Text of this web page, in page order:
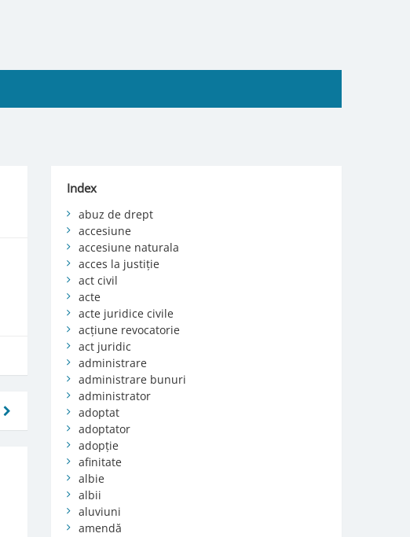
Index
abuz de drept
accesiune
accesiune naturala
acces la justiție
act civil
acte
acte juridice civile
acțiune revocatorie
act juridic
administrare
administrare bunuri
administrator
adoptat
adoptator
adopție
afinitate
albie
albii
aluviuni
amendă